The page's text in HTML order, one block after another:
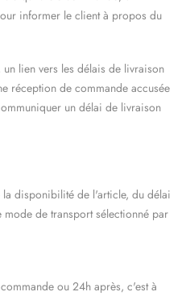
informer le client à propos du
lien vers les délais de livraison
réception de commande accusée
un délai de livraison
disponibilité de l'article, du délai
de transport sélectionné par
ou 24h après, c'est à